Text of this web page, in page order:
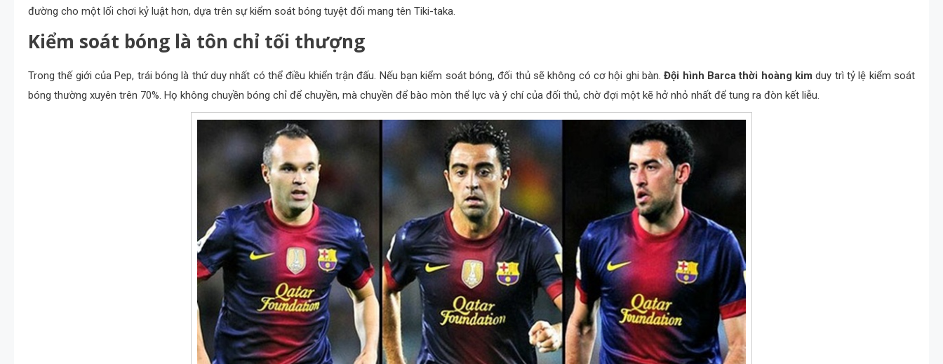
đường cho một lối chơi kỷ luật hơn, dựa trên sự kiểm soát bóng tuyệt đối mang tên Tiki-taka.
Kiểm soát bóng là tôn chỉ tối thượng
Trong thế giới của Pep, trái bóng là thứ duy nhất có thể điều khiển trận đấu. Nếu bạn kiểm soát bóng, đối thủ sẽ không có cơ hội ghi bàn.Đội hình Barca thời hoàng kim duy trì tỷ lệ kiểm soát
bóng thường xuyên trên 70%. Họ không chuyền bóng chỉ để chuyền, mà chuyền để bào mòn thể lực và ý chí của đối thủ, chờ đợi một kẽ hở nhỏ nhất để tung ra đòn kết liễu.